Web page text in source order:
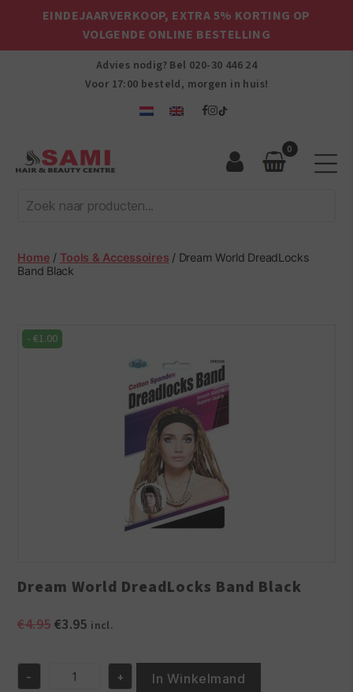
EINDEJAARVERKOOP, EXTRA 5% KORTING OP
VOLGENDE ONLINE BESTELLING
Advies nodig? Bel 020-30 446 24
Voor 17:00 besteld, morgen in huis!
Afro
Hair
Beauty
Centre
0
Home / Tools & Accessoires / Dream World DreadLocks
Band Black
-€1.00
Dream World DreadLocks Band Black
€4.95 Oorspronkelijke
€4.95.
€3.95Huidige
€3.95.
incl.
Dream
- + In Winkelmand